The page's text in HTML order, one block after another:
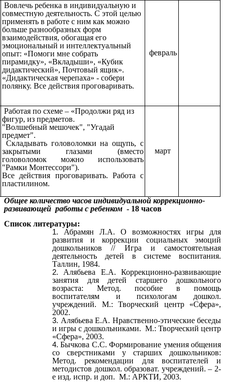
Вовлечь ребенка в индивидуальную и
совместную деятельность. С этой целью
применять в работе с ним как можно
больше разнообразных форм
взаимодействия, обогащая его
эмоциональный и интеллектуальный
опыт: «Помоги мне собрать
пирамидку», «Вкладыши», «Кубик
дидактический», Почтовый ящик».
«Дидактическая черепаха» - собери
полянку. Все действия проговаривать.
февраль
Работая по схеме – «Продолжи ряд из
фигур, из предметов.
"Волшебный мешочек", "Угадай
предмет".
Складывать головоломки на ощупь, с
закрытыми глазами (вместо
головоломок можно использовать
"Рамки Монтессори").
Все действия проговаривать. Работа с
пластилином.
март
Общее количество часов индивидуальной коррекционно-
развивающей работы с ребенком - 18 часов
Список литературы:
Абрамян Л.А. О возможностях игры для
развития и коррекции социальных эмоций
дошкольников // Игра и самостоятельная
деятельность детей в системе воспитания.
Таллин, 1984.
Алябьева Е.А. Коррекционно-развивающие
занятия для детей старшего дошкольного
возраста: Метод. пособие в помощь
воспитателям и психологам дошкол.
учреждений. М.: Творческий центр «Сфера»,
2002.
Алябьева Е.А. Нравственно-этические беседы
и игры с дошкольниками. М.: Творческий центр
«Сфера», 2003.
Бычкова С.С. Формирование умения общения
со сверстниками у старших дошкольников:
Метод. рекомендации для воспитателей и
методистов дошкол. образоват. учреждений. – 2-
е изд. испр. и доп. М.: АРКТИ, 2003.